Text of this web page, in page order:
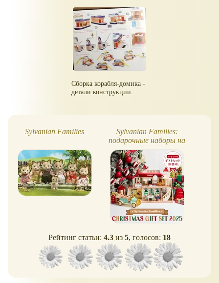
Сборка корабля-домика -
детали конструкции.
Sylvanian Families
Sylvanian Families:
подарочные наборы на
Новый 2026 год (Япония)
Рейтинг статьи: 4.3 из 5, голосов: 18